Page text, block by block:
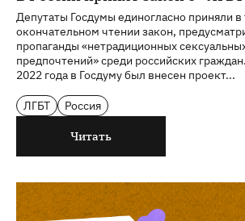
Депутаты Госдумы единогласно приняли в
окончательном чтении закон,
пропаганды «нетрадиционных
предпочтений» среди российских
2022 года в Госдуму был внесен проект...
ЛГБТ Россия
Читать